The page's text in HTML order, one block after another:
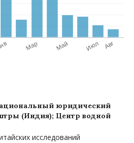
юридический
(Индия); Центр водной
исследований